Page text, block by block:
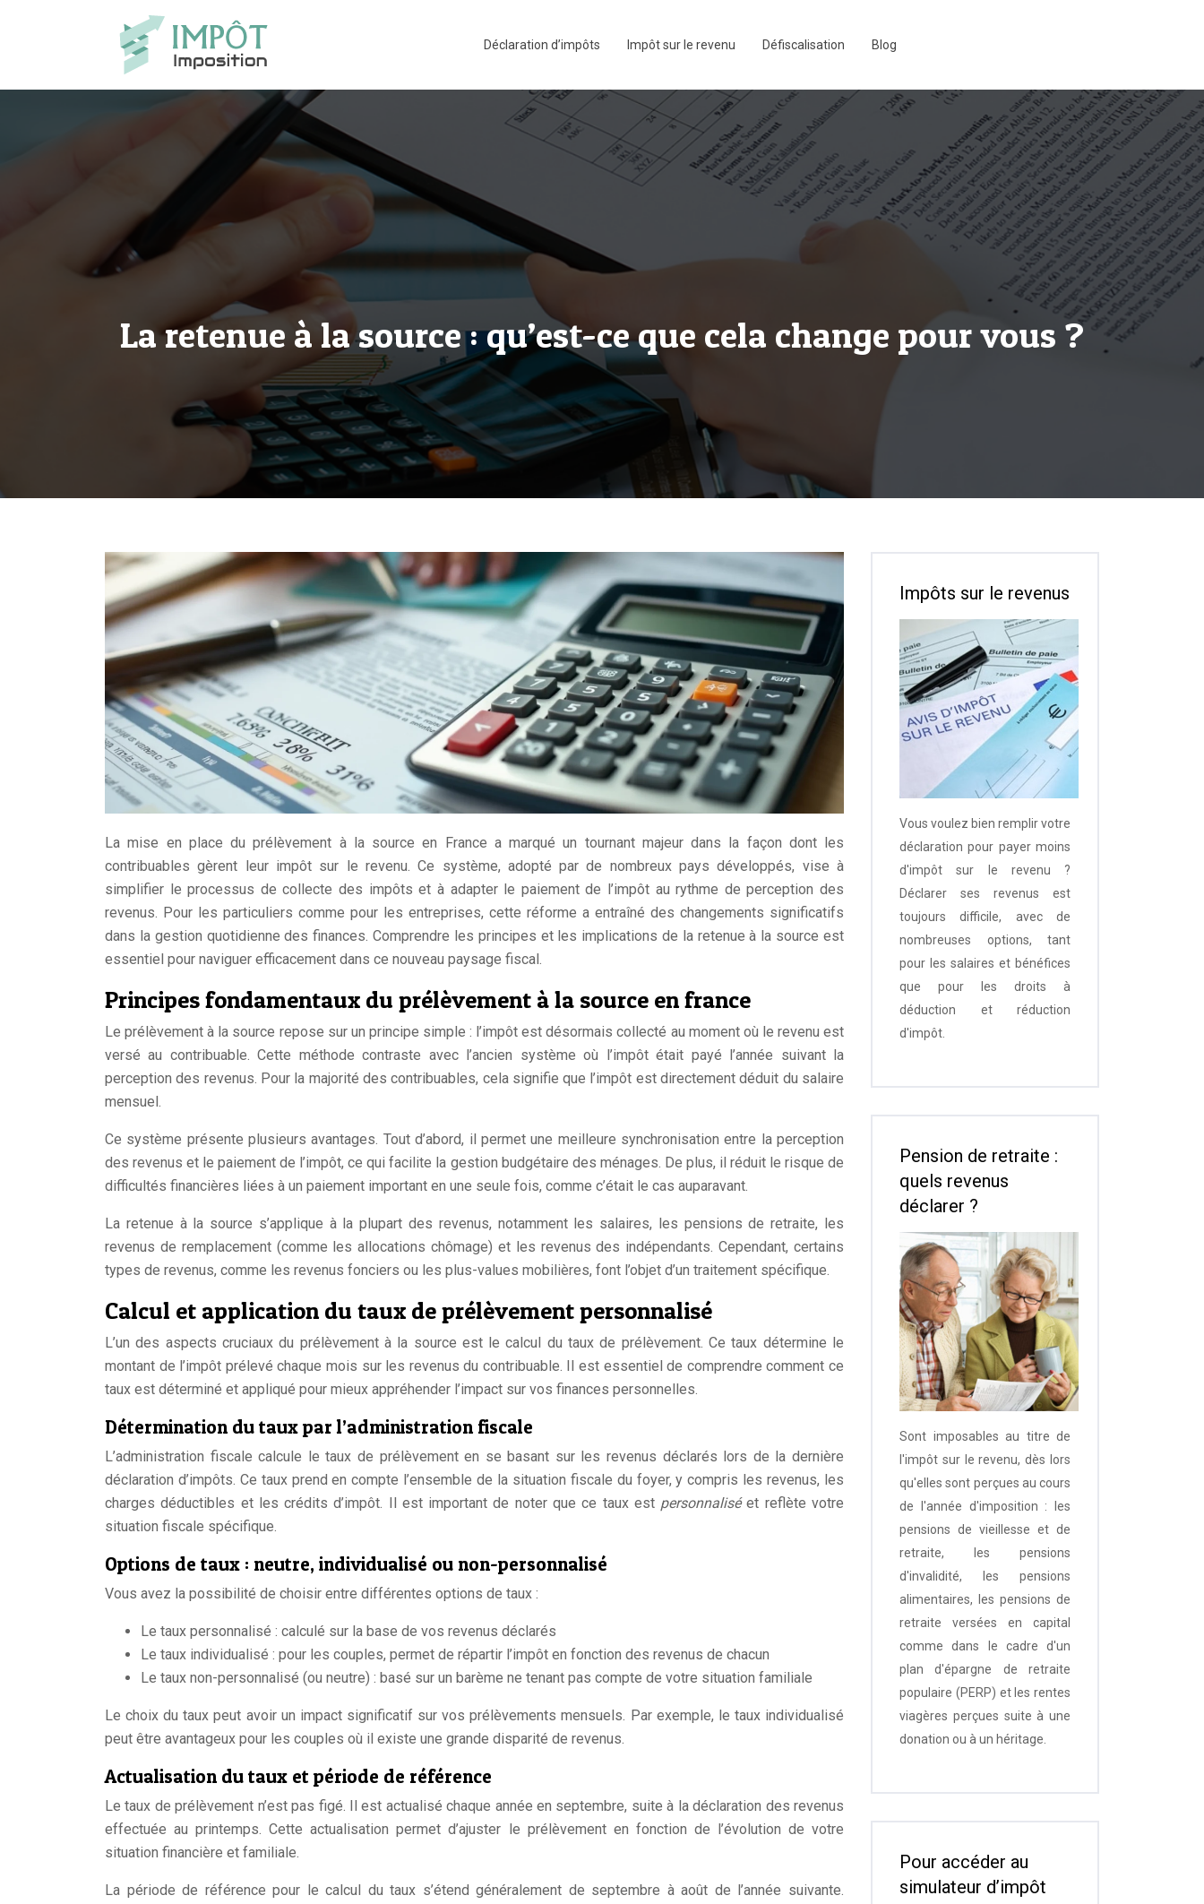
Déclaration d’impôts Impôt sur le revenu Défiscalisation Blog
La retenue à la source : qu’est-ce que cela change pour vous ?
La mise en place du prélèvement à la source en France a marqué un tournant majeur dans la façon dont les
contribuables gèrent leur impôt sur le revenu. Ce système, adopté par de nombreux pays développés, vise à
simplifier le processus de collecte des impôts et à adapter le paiement de l’impôt au rythme de perception des
revenus. Pour les particuliers comme pour les entreprises, cette réforme a entraîné des changements significatifs
dans la gestion quotidienne des finances. Comprendre les principes et les implications de la retenue à la source est
essentiel pour naviguer efficacement dans ce nouveau paysage fiscal.
Principes fondamentaux du prélèvement à la source en france
Le prélèvement à la source repose sur un principe simple : l’impôt est désormais collecté au moment où le revenu est
versé au contribuable. Cette méthode contraste avec l’ancien système où l’impôt était payé l’année suivant la
perception des revenus. Pour la majorité des contribuables, cela signifie que l’impôt est directement déduit du salaire
mensuel.
Ce système présente plusieurs avantages. Tout d’abord, il permet une meilleure synchronisation entre la perception
des revenus et le paiement de l’impôt, ce qui facilite la gestion budgétaire des ménages. De plus, il réduit le risque de
difficultés financières liées à un paiement important en une seule fois, comme c’était le cas auparavant.
La retenue à la source s’applique à la plupart des revenus, notamment les salaires, les pensions de retraite, les
revenus de remplacement (comme les allocations chômage) et les revenus des indépendants. Cependant, certains
types de revenus, comme les revenus fonciers ou les plus-values mobilières, font l’objet d’un traitement spécifique.
Calcul et application du taux de prélèvement personnalisé
L’un des aspects cruciaux du prélèvement à la source est le calcul du taux de prélèvement. Ce taux détermine le
montant de l’impôt prélevé chaque mois sur les revenus du contribuable. Il est essentiel de comprendre comment ce
taux est déterminé et appliqué pour mieux appréhender l’impact sur vos finances personnelles.
Détermination du taux par l’administration fiscale
L’administration fiscale calcule le taux de prélèvement en se basant sur les revenus déclarés lors de la dernière
déclaration d’impôts. Ce taux prend en compte l’ensemble de la situation fiscale du foyer, y compris les revenus, les
charges déductibles et les crédits d’impôt. Il est important de noter que ce taux est personnaliséet reflète votre
situation fiscale spécifique.
Options de taux : neutre, individualisé ou non-personnalisé
Vous avez la possibilité de choisir entre différentes options de taux :
Le taux personnalisé : calculé sur la base de vos revenus déclarés
Le taux individualisé : pour les couples, permet de répartir l’impôt en fonction des revenus de chacun
Le taux non-personnalisé (ou neutre) : basé sur un barème ne tenant pas compte de votre situation familiale
Le choix du taux peut avoir un impact significatif sur vos prélèvements mensuels. Par exemple, le taux individualisé
peut être avantageux pour les couples où il existe une grande disparité de revenus.
Actualisation du taux et période de référence
Le taux de prélèvement n’est pas figé. Il est actualisé chaque année en septembre, suite à la déclaration des revenus
effectuée au printemps. Cette actualisation permet d’ajuster le prélèvement en fonction de l’évolution de votre
situation financière et familiale.
La période de référence pour le calcul du taux s’étend généralement de septembre à août de l’année suivante.
Impôts sur le revenus
Vous voulez bien remplir votre
déclaration pour payer moins
d'impôt sur le revenu ?
Déclarer ses revenus est
toujours difficile, avec de
nombreuses options, tant
pour les salaires et bénéfices
que pour les droits à
déduction et réduction
d'impôt.
Pension de retraite :
quels revenus
déclarer ?
Sont imposables au titre de
l'impôt sur le revenu, dès lors
qu'elles sont perçues au cours
de l'année d'imposition : les
pensions de vieillesse et de
retraite, les pensions
d'invalidité, les pensions
alimentaires, les pensions de
retraite versées en capital
comme dans le cadre d'un
plan d'épargne de retraite
populaire (PERP) et les rentes
viagères perçues suite à une
donation ou à un héritage.
Pour accéder au
simulateur d’impôt